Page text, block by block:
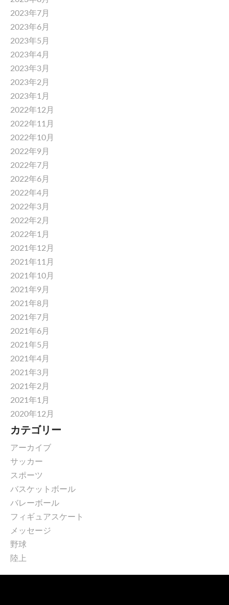
2023年7月
2023年6月
2023年5月
2023年4月
2023年3月
2023年2月
2023年1月
2022年12月
2022年11月
2022年10月
2022年9月
2022年7月
2022年6月
2022年4月
2022年3月
2022年2月
2022年1月
2021年12月
2021年11月
2021年10月
2021年9月
2021年8月
2021年7月
2021年6月
2021年5月
2021年4月
2021年3月
2021年2月
2021年1月
2020年12月
カテゴリー
アーカイブ
サッカー
スポーツ
バスケットボール
バレーボール
フィギュアスケート
メッセージ
野球
陸上